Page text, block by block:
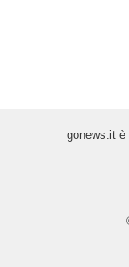
gonews.it è